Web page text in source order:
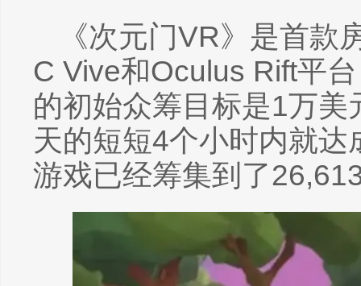
《次元门VR》是首
C Vive和Oculus Rift平
的初始众筹目标是1万
天的短短4个小时内就
游戏已经筹集到了